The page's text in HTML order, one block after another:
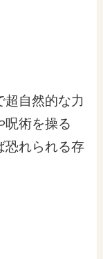
自然的な力
呪術を操る
恐れられる存